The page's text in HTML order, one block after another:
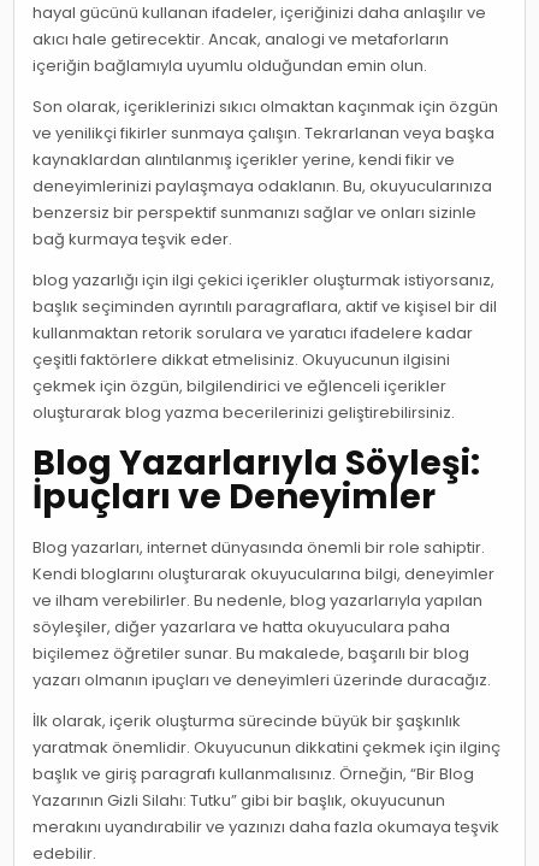
hayal gücünü kullanan ifadeler, içeriğinizi daha anlaşılır ve
akıcı hale getirecektir. Ancak, analogi ve metaforların
içeriğin bağlamıyla uyumlu olduğundan emin olun.
Son olarak, içeriklerinizi sıkıcı olmaktan kaçınmak için özgün
ve yenilikçi fikirler sunmaya çalışın. Tekrarlanan veya başka
kaynaklardan alıntılanmış içerikler yerine, kendi fikir ve
deneyimlerinizi paylaşmaya odaklanın. Bu, okuyucularınıza
benzersiz bir perspektif sunmanızı sağlar ve onları sizinle
bağ kurmaya teşvik eder.
blog yazarlığı için ilgi çekici içerikler oluşturmak istiyorsanız,
başlık seçiminden ayrıntılı paragraflara, aktif ve kişisel bir dil
kullanmaktan retorik sorulara ve yaratıcı ifadelere kadar
çeşitli faktörlere dikkat etmelisiniz. Okuyucunun ilgisini
çekmek için özgün, bilgilendirici ve eğlenceli içerikler
oluşturarak blog yazma becerilerinizi geliştirebilirsiniz.
Blog Yazarlarıyla Söyleşi:
İpuçları ve Deneyimler
Blog yazarları, internet dünyasında önemli bir role sahiptir.
Kendi bloglarını oluşturarak okuyucularına bilgi, deneyimler
ve ilham verebilirler. Bu nedenle, blog yazarlarıyla yapılan
söyleşiler, diğer yazarlara ve hatta okuyuculara paha
biçilemez öğretiler sunar. Bu makalede, başarılı bir blog
yazarı olmanın ipuçları ve deneyimleri üzerinde duracağız.
İlk olarak, içerik oluşturma sürecinde büyük bir şaşkınlık
yaratmak önemlidir. Okuyucunun dikkatini çekmek için ilginç
başlık ve giriş paragrafı kullanmalısınız. Örneğin, “Bir Blog
Yazarının Gizli Silahı: Tutku” gibi bir başlık, okuyucunun
merakını uyandırabilir ve yazınızı daha fazla okumaya teşvik
edebilir.